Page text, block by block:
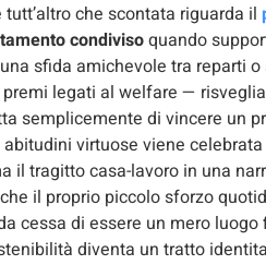
tutt’altro che scontata riguarda il
condivisoquando
sfida amichevole tra reparti
legati al welfare —
semplicemente di vincere un
abitudini virtuose viene
il tragitto casa-lavoro in una
il proprio piccolo sforzo
cessa di essere un mero
diventa un tratto